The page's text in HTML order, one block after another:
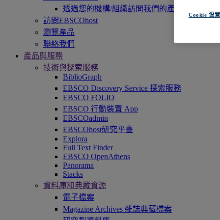
透過您的機構/組織訪問我們的產品，即刻開
訪問EBSCOhost
瀏覽產品
聯絡我們
產品與服務
技術與探索服務
BiblioGraph
EBSCO Discovery Service 探索服務
EBSCO FOLIO
EBSCO 行動裝置 App
EBSCOadmin
EBSCOhost研究平臺
Explora
Full Text Finder
EBSCO OpenAthens
Panorama
Stacks
資料庫和典藏資源
電子檔案
Magazine Archives 雜誌典藏檔案
Cookie 设置